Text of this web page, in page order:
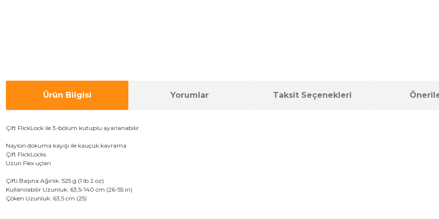
Ürün Bilgisi Yorumlar Taksit Seçenekleri
Çift FlickLock ile 3-bölüm kutuplu ayarlanabilir
Naylon dokuma kayışı ile kauçuk kavrama
Çift ​​FlickLocks
Uzun Flex uçları
Çifti Başına Ağırlık: 525 g (1 lb 2 oz)
Kullanılabilir Uzunluk: 63,5-140 cm (26-55 in)
Çöken Uzunluk: 63,5 cm (25)